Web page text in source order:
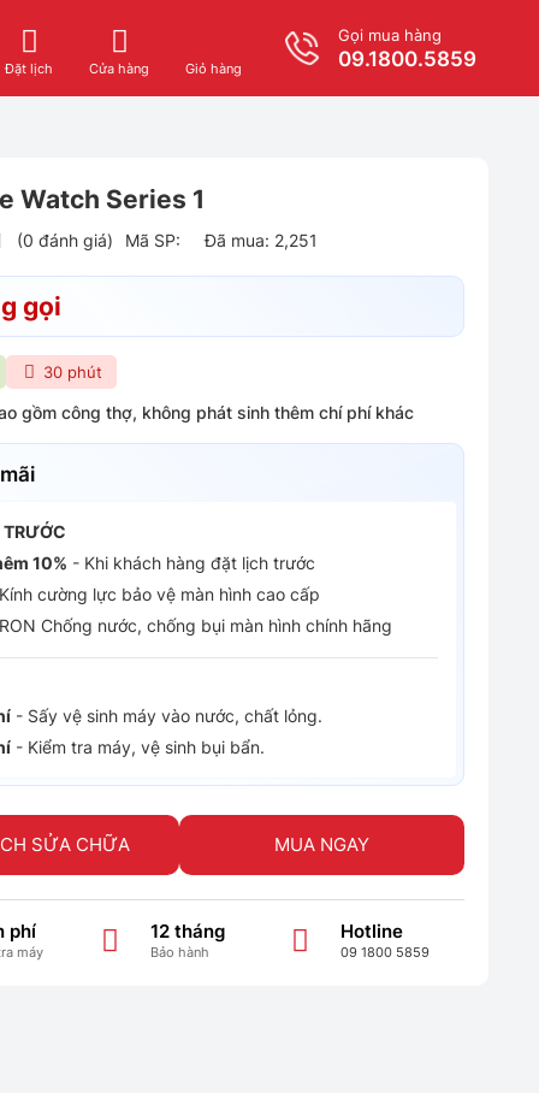
Đặt lịch Cửa hàng Giỏ hàng
Gọi mua hàng
09.1800.5859
Watch Series 1
(0 đánh giá) Mã SP: Đã mua: 2,251
gọi
30 phút
gồm công thợ, không phát sinh thêm chí phí khác
10% - Khi khách hàng đặt lịch trước
cường lực bảo vệ màn hình cao cấp
Chống nước, chống bụi màn hình chính hãng
- Sấy vệ sinh máy vào nước, chất lỏng.
- Kiểm tra máy, vệ sinh bụi bẩn.
SỬA CHỮA MUA NGAY
phí
máy
12 tháng
Bảo hành
Hotline
09 1800 5859